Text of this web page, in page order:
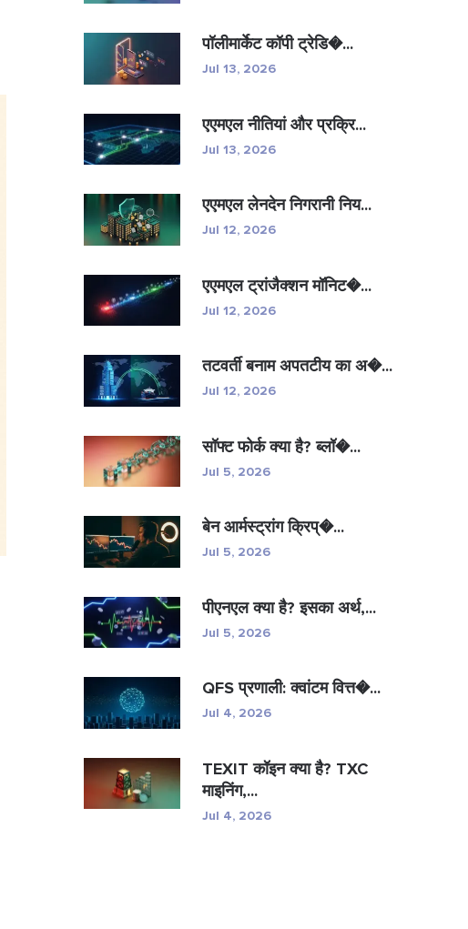
पॉलीमार्केट कॉपी ट्रेडि�...
Jul 13, 2026
एएमएल नीतियां और प्रक्रि...
Jul 13, 2026
एएमएल लेनदेन निगरानी निय...
Jul 12, 2026
एएमएल ट्रांजैक्शन मॉनिट�...
Jul 12, 2026
तटवर्ती बनाम अपतटीय का अ�...
Jul 12, 2026
सॉफ्ट फोर्क क्या है? ब्लॉ�...
Jul 5, 2026
बेन आर्मस्ट्रांग क्रिप्�...
Jul 5, 2026
पीएनएल क्या है? इसका अर्थ,...
Jul 5, 2026
QFS प्रणाली: क्वांटम वित्त�...
Jul 4, 2026
TEXIT कॉइन क्या है? TXC
माइनिंग,...
Jul 4, 2026